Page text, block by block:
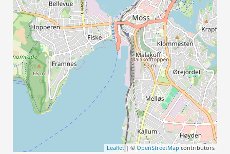
Leaflet| ©OpenStreetMap contributors